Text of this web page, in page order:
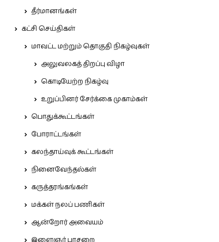
தீர்மானங்கள்
கட்சி செய்திகள்
மாவட்ட மற்றும் தொகுதி நிகழ்வுகள்
அலுவலகத் திறப்பு விழா
கொடியேற்ற நிகழ்வு
உறுப்பினர் சேர்க்கை முகாம்கள்
பொதுக்கூட்டங்கள்
போராட்டங்கள்
கலந்தாய்வுக் கூட்டங்கள்
நினைவேந்தல்கள்
கருத்தரங்கங்கள்
மக்கள் நலப் பணிகள்
ஆன்றோர் அவையம்